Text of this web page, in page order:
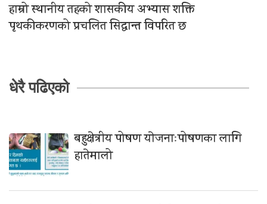
हाम्रो स्थानीय तहको शासकीय अभ्यास शक्ति
पृथकीकरणको प्रचलित सिद्धान्त विपरित छ
धेरै पढिएको
बहुक्षेत्रीय पोषण याेजनाःपोषणका लागि
हातेमालो